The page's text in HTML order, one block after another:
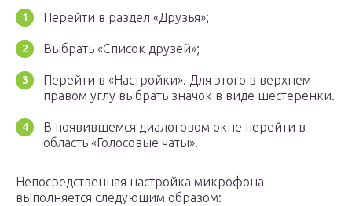
Перейти в раздел «Друзья»;
Выбрать «Список друзей»;
Перейти в «Настройки». Для этого в верхнем
правом углу выбрать значок в виде шестеренки.
В появившемся диалоговом окне перейти в
область «Голосовые чаты».
Непосредственная настройка микрофона
выполняется следующим образом: